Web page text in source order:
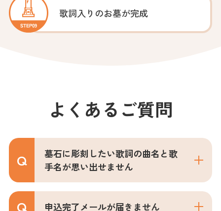
歌詞入りのお墓が完成
よくあるご質問
墓石に彫刻したい歌詞の曲名と歌
手名が思い出せません
申込完了メールが届きません